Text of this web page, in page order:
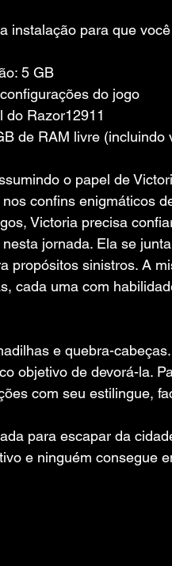
instalação para que
5 GB
do jogo
do Razor12911
de RAM livre
o papel de
confins enigmáticos
Victoria precisa
jornada. Ela se
propósitos sinistros. A
cada uma com
e quebra-
objetivo de devorá-la.
com seu estilingue,
para escapar da
e ninguém consegue